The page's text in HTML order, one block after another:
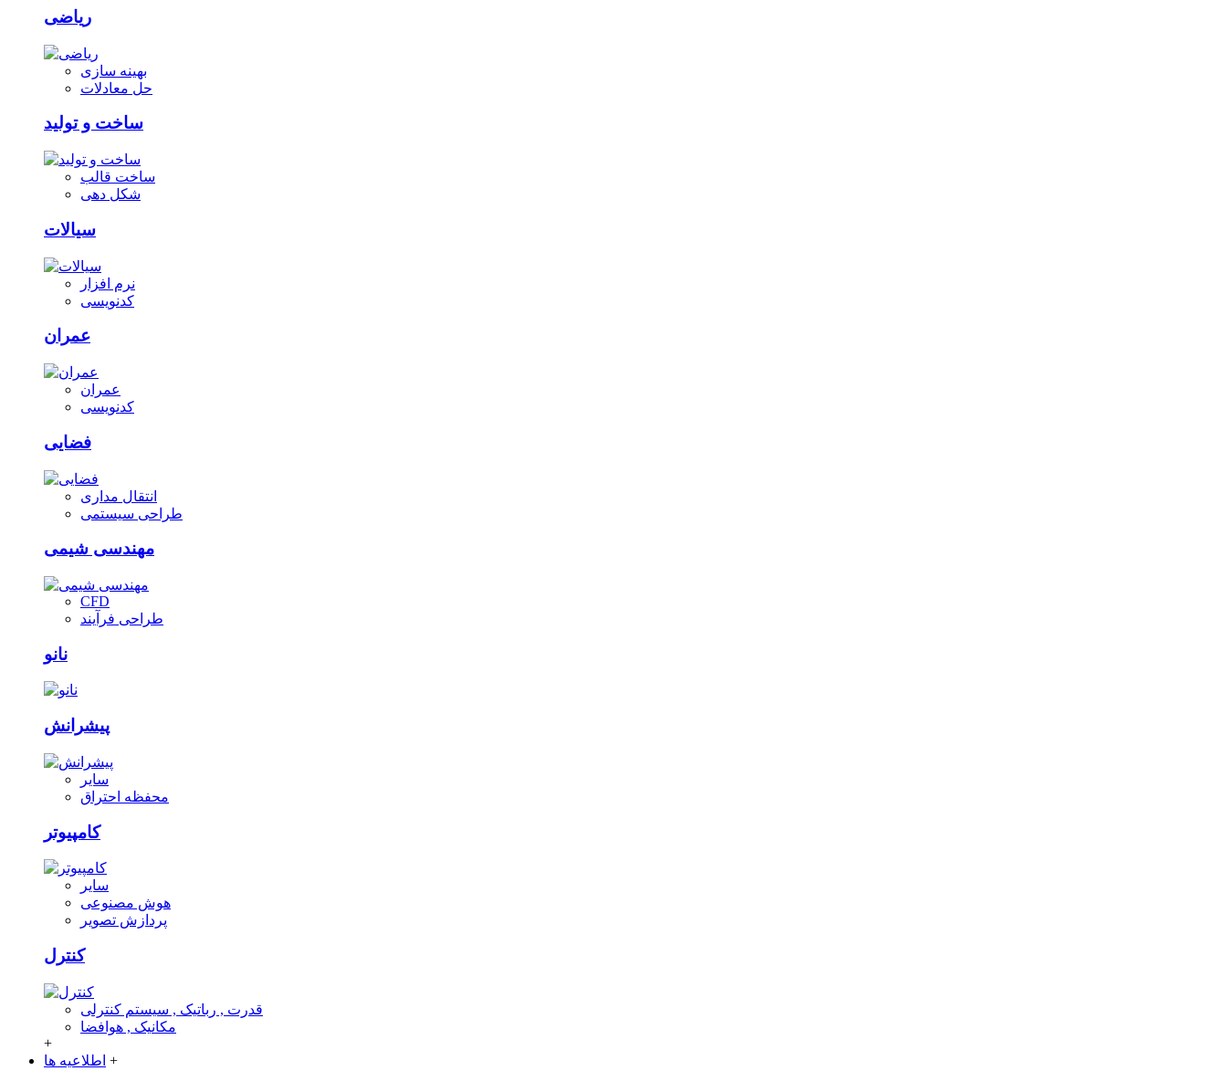
ریاضی
بهینه سازی
حل معادلات
ساخت و تولید
ساخت قالب
شکل دهی
سیالات
نرم افزار
کدنویسی
عمران
عمران
کدنویسی
فضایی
انتقال مداری
طراحی سیستمی
مهندسی شیمی
CFD
طراحی فرآیند
نانو
پیشرانش
سایر
محفظه احتراق
کامپیوتر
سایر
هوش مصنوعی
پردازش تصویر
کنترل
قدرت , رباتیک , سیستم کنترلی
مکانیک , هوافضا
+
اطلاعیه ها +